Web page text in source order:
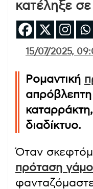
κατέληξε
15/07/2025,
Ρομαντική
διαδίκτυο.
Όταν
πρόταση